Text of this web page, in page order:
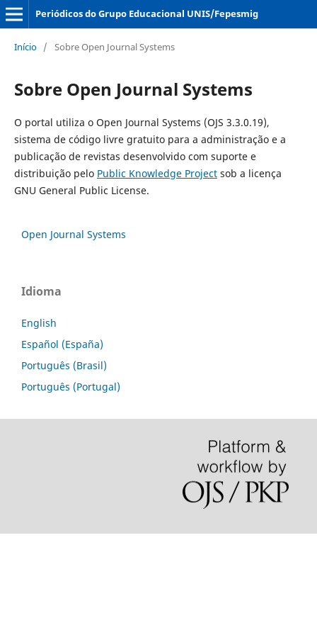
Periódicos do Grupo Educacional UNIS/Fepesmig
Início / Sobre Open Journal Systems
Sobre Open Journal Systems
O portal utiliza o Open Journal Systems (OJS 3.3.0.19),
sistema de código livre gratuito para a administração e a
publicação de revistas desenvolvido com suporte e
distribuição pelo Public Knowledge Projectsob a licença
GNU General Public License.
Open Journal Systems
Idioma
English
Español (España)
Português (Brasil)
Português (Portugal)